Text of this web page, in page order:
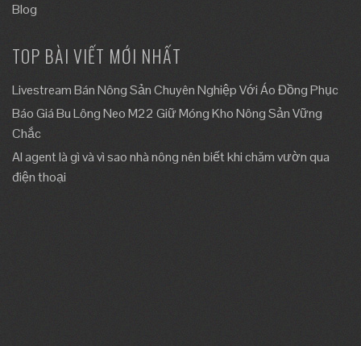
Blog
TOP BÀI VIẾT MỚI NHẤT
Livestream Bán Nông Sản Chuyên Nghiệp Với Áo Đồng Phục
Báo Giá Bu Lông Neo M22 Giữ Móng Kho Nông Sản Vững
Chắc
AI agent là gì và vì sao nhà nông nên biết khi chăm vườn qua
điện thoại